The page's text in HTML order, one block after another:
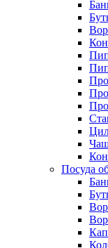
Посуда